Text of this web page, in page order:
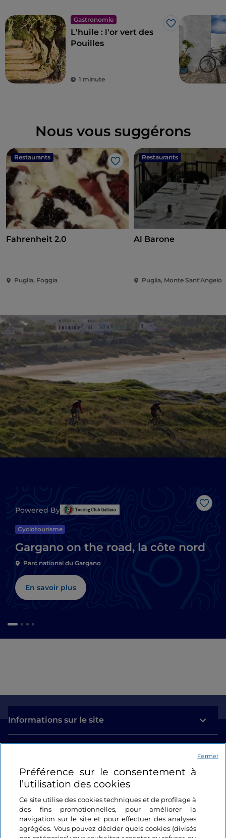
Gastronomie
J’aime
L'huile : l'or vert des
Pouilles
1 minute
Nous vous suggérons
Restaurants
J’aime
Fahrenheit 2.0
Puglia, Foggia
Restaurants
Al Barone
Puglia, Monte Sant'Angelo
Powered By
Cyclotourisme
Gargano on the road, la côte nord
Parc national du Gargano
En savoir plus
Informations sur le site
Se connecter
Suivez-nous
Préférence sur le consentement à
l’utilisation des cookies
Ce site utilise des cookies techniques et de profilage à
des fins promotionnelles, pour améliorer la
navigation sur le site et pour effectuer des analyses
agrégées. Vous pouvez décider quels cookies (divisés
Fermer